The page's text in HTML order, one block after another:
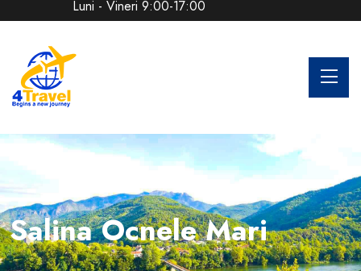
Luni - Vineri 9:00-17:00
Salina Ocnele Mari